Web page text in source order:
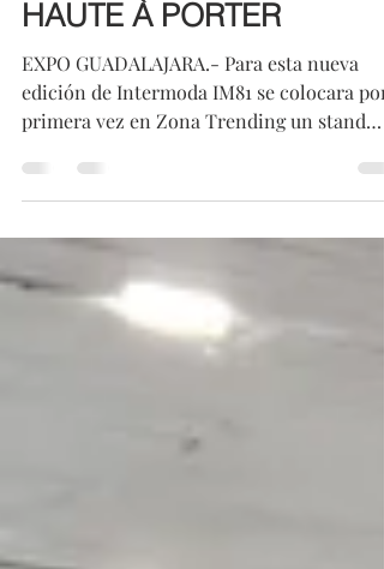
Zona Trending IM81 por
HAUTE À PORTER
EXPO GUADALAJARA.- Para esta nueva
edición de Intermoda IM81 se colocara por
primera vez en Zona Trending un stand
inclusivo...